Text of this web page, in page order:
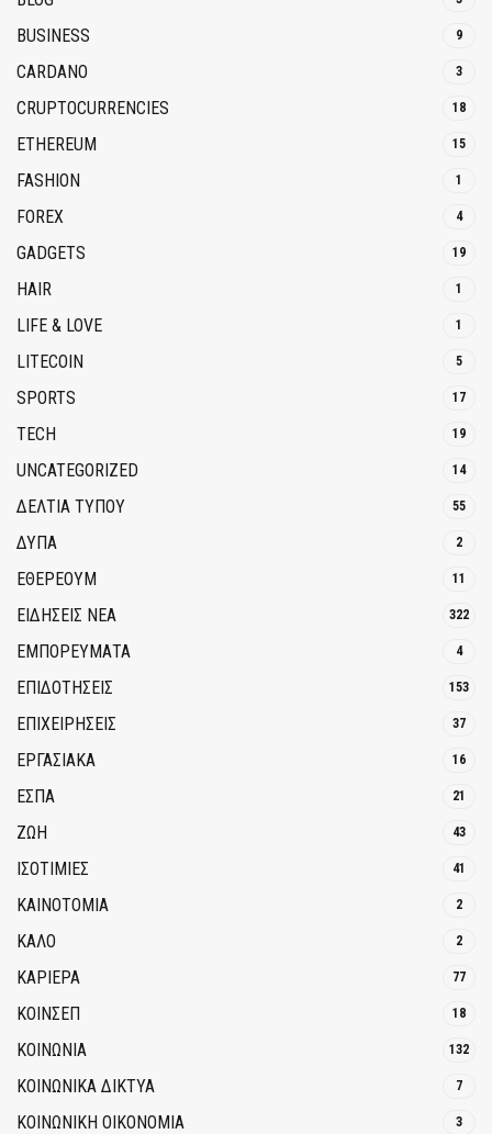
BUSINESS 9
CARDANO 3
CRUPTOCURRENCIES 18
ETHEREUM 15
FASHION 1
FOREX 4
GADGETS 19
HAIR 1
LIFE & LOVE 1
LITECOIN 5
SPORTS 17
TECH 19
UNCATEGORIZED 14
ΔΕΛΤΙΑ ΤΥΠΟΥ 55
ΔΥΠΑ 2
ΕΘΈΡΕΟΥΜ 11
ΕΙΔΗΣΕΙΣ ΝΕΑ 322
ΕΜΠΟΡΕΥΜΑΤΑ 4
ΕΠΙΔΟΤΗΣΕΙΣ 153
ΕΠΙΧΕΙΡΗΣΕΙΣ 37
ΕΡΓΑΣΙΑΚΑ 16
ΕΣΠΑ 21
ΖΩΗ 43
ΙΣΟΤΙΜΙΕΣ 41
ΚΑΙΝΟΤΟΜΊΑ 2
ΚΑΛΟ 2
ΚΑΡΙΕΡΑ 77
ΚΟΙΝΣΕΠ 18
ΚΟΙΝΩΝΙΑ 132
ΚΟΙΝΩΝΙΚΆ ΔΊΚΤΥΑ 7
ΚΟΙΝΩΝΙΚΉ ΟΙΚΟΝΟΜΊΑ 3